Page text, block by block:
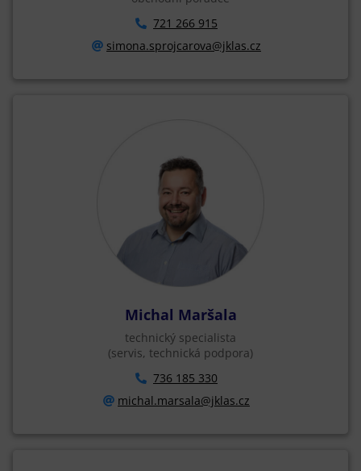
721 266 915
simona.sprojcarova@jklas.cz
Michal Maršala
technický specialista
(servis, technická podpora)
736 185 330
michal.marsala@jklas.cz